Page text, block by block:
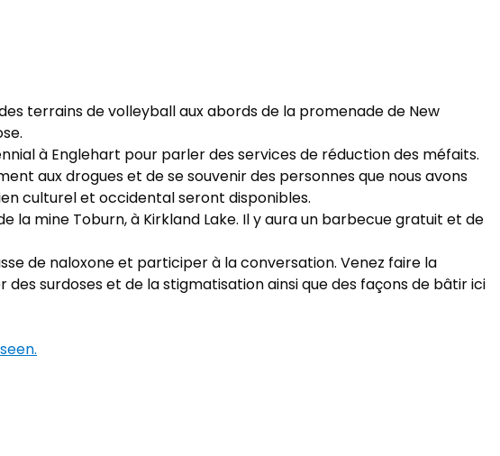
terrains de volleyball aux abords de la promenade de New
à Englehart pour parler des services de réduction des méfaits.
aux drogues et de se souvenir des personnes que nous avons
culturel et occidental seront disponibles.
mine Toburn, à Kirkland Lake. Il y aura un barbecue gratuit et de
de naloxone et participer à la conversation. Venez faire la
surdoses et de la stigmatisation ainsi que des façons de bâtir ici